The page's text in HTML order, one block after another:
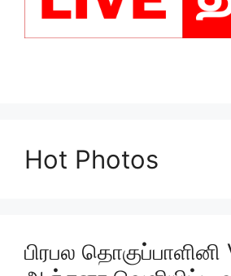
Hot Photos
பிரபல தொகுப்பாளினி